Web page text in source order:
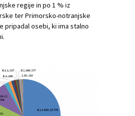
regije in po 1 % iz
ter Primorsko-notranjske
pripadal osebi, ki ima stalno